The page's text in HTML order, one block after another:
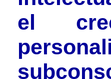
el